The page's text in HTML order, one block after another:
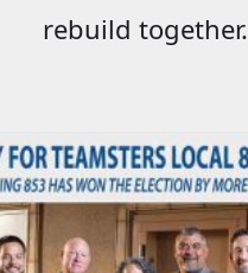
rebuild together.